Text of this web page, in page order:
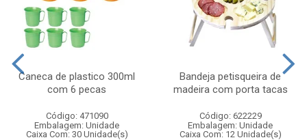
Caneca de plastico 300ml
com 6 pecas
Código: 471090
Embalagem: Unidade
Caixa Com: 30 Unidade(s)
Bandeja petisqueira de
madeira com porta tacas
Código: 622229
Embalagem: Unidade
Caixa Com: 12 Unidade(s)